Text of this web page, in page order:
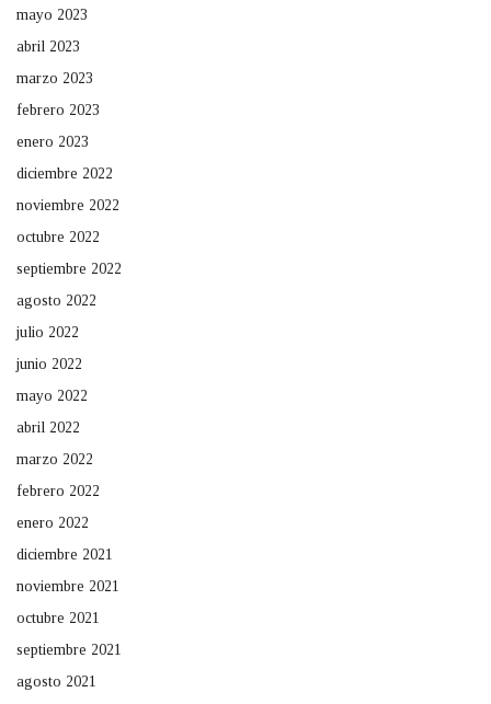
mayo 2023
abril 2023
marzo 2023
febrero 2023
enero 2023
diciembre 2022
noviembre 2022
octubre 2022
septiembre 2022
agosto 2022
julio 2022
junio 2022
mayo 2022
abril 2022
marzo 2022
febrero 2022
enero 2022
diciembre 2021
noviembre 2021
octubre 2021
septiembre 2021
agosto 2021